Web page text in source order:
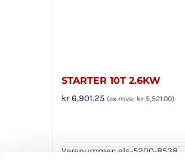
STARTER 10T 2.6KW
kr6,901.25 (ex mva: kr 5,521.00)
Varenummer: els-5200-8538